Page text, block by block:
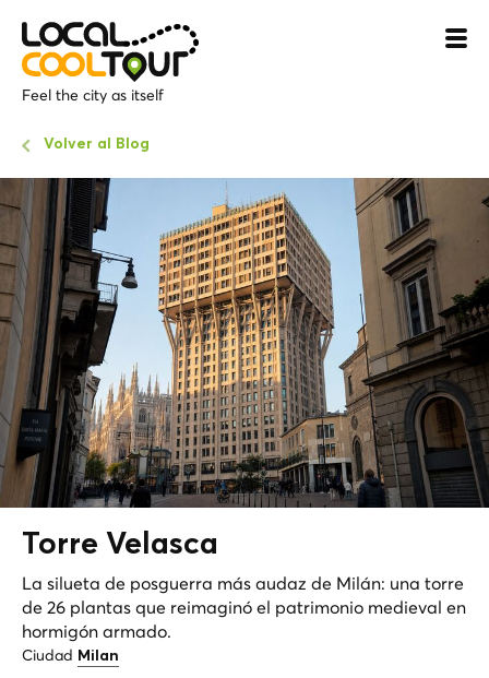
Feel the city as itself
Volver al Blog
Torre Velasca
La silueta de posguerra más audaz de Milán: una torre
de 26 plantas que reimaginó el patrimonio medieval en
hormigón armado.
Ciudad Milan